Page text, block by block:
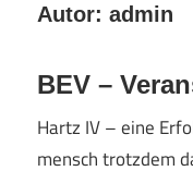
Autor: admin
BEV –
Hartz IV – eine
mensch trotzdem